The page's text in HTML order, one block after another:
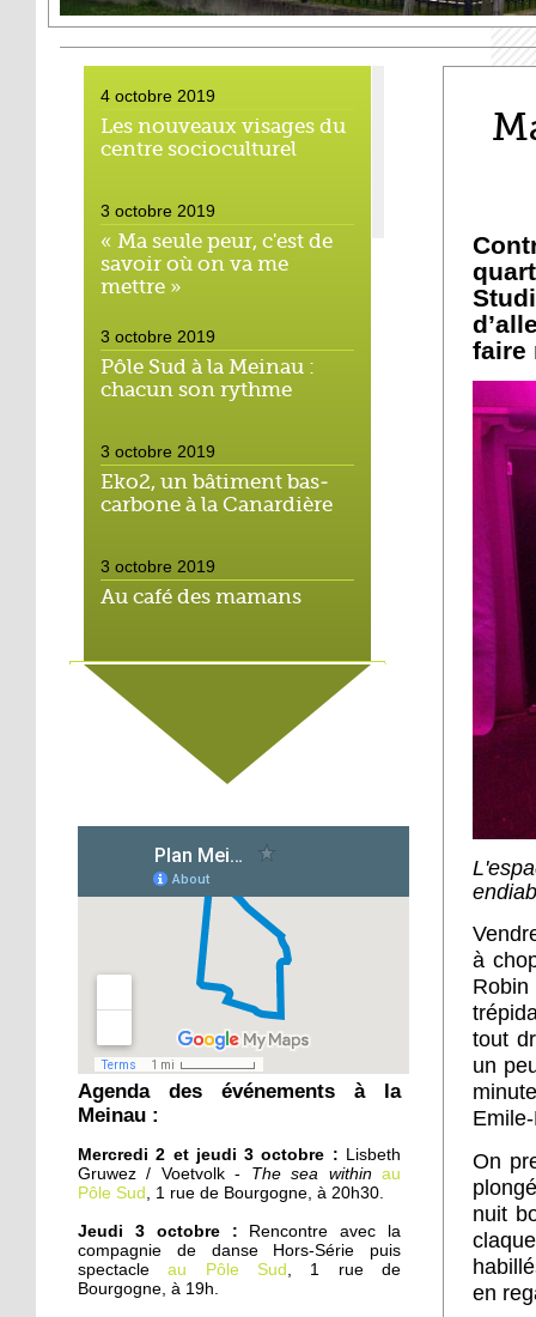
4 octobre 2019
Les nouveaux visages du
centre socioculturel
3 octobre 2019
« Ma seule peur, c'est de
savoir où on va me
mettre »
3 octobre 2019
Pôle Sud à la Meinau :
chacun son rythme
3 octobre 2019
Eko2, un bâtiment bas-
carbone à la Canardière
3 octobre 2019
Au café des mamans
2 octobre 2019
Ma nuit au Studio Saglio
Bouge-les comme Nicki
2 octobre 2019
Mathieu Cahn : « La
diversification des
formes urbaines est
réussie »
2 octobre 2019
Cités éducatives : cas
d'écoles
1 octobre 2019
En pleine zone
industrielle, une école
franco-russe
1 octobre 2019
Agenda des événements à la
Meinau :
Mercredi 2 et jeudi 3 octobre : Lisbeth
Gruwez / Voetvolk - The sea within au
Pôle Sud , 1 rue de Bourgogne, à 20h30.
Jeudi 3 octobre :
Rencontre avec la
compagnie de danse Hors-Série puis
spectacleau Pôle Sud , 1 rue de
Bourgogne, à 19h.
faire
à
tout
un
On
nuit
en